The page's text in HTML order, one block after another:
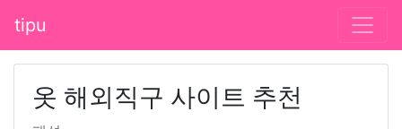
tipu
옷 해외직구 사이트 추천